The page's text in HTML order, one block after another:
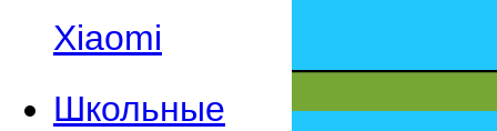
Xiaomi
Школьные